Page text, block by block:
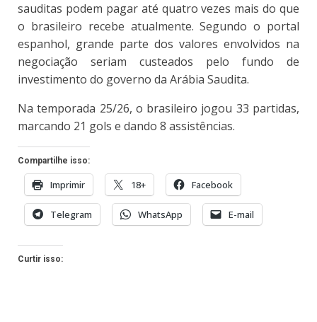
sauditas podem pagar até quatro vezes mais do que
o brasileiro recebe atualmente. Segundo o portal
espanhol, grande parte dos valores envolvidos na
negociação seriam custeados pelo fundo de
investimento do governo da Arábia Saudita.
Na temporada 25/26, o brasileiro jogou 33 partidas,
marcando 21 gols e dando 8 assistências.
Compartilhe isso:
Imprimir 18+ Facebook
Telegram WhatsApp E-mail
Curtir isso: